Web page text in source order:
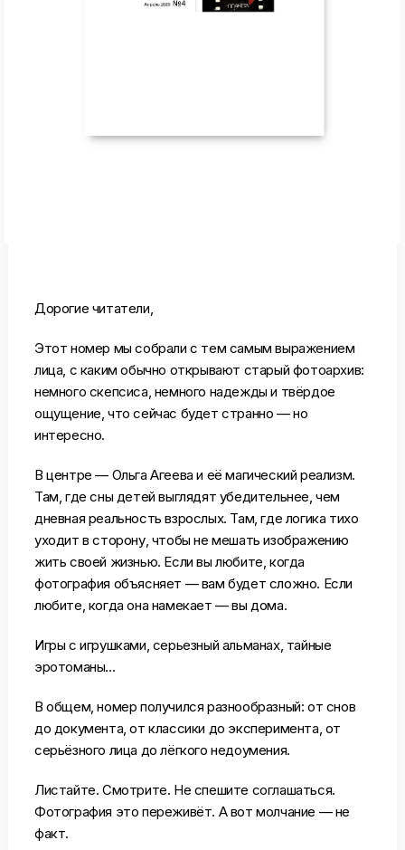
Дорогие читатели,
Этот номер мы собрали с тем самым выражением
лица, с каким обычно открывают старый фотоархив:
немного скепсиса, немного надежды и твёрдое
ощущение, что сейчас будет странно — но
интересно.
В центре — Ольга Агеева и её магический реализм.
Там, где сны детей выглядят убедительнее, чем
дневная реальность взрослых. Там, где логика тихо
уходит в сторону, чтобы не мешать изображению
жить своей жизнью. Если вы любите, когда
фотография объясняет — вам будет сложно. Если
любите, когда она намекает — вы дома.
Игры с игрушками, серьезный альманах, тайные
эротоманы…
В общем, номер получился разнообразный: от снов
до документа, от классики до эксперимента, от
серьёзного лица до лёгкого недоумения.
Листайте. Смотрите. Не спешите соглашаться.
Фотография это переживёт. А вот молчание — не
факт.